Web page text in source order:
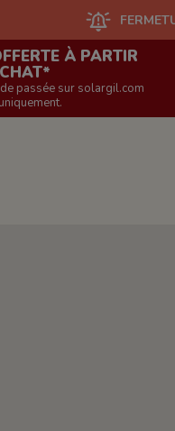
FERMETURE
À PARTIR
passée sur solargil.com